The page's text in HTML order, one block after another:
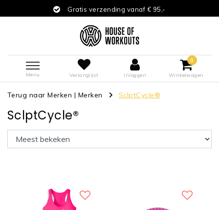
Gratis verzending vanaf € 95,-
Menu Verlanglijst Inloggen
0
Winkelwagen
Terug naar Merken | Merken SclptCycle®
SclptCycle®